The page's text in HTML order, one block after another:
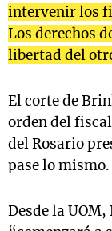
intervenir los
Los derechos
libertad del
El corte de
orden del
del Rosario
pase lo mismo.
Desde la